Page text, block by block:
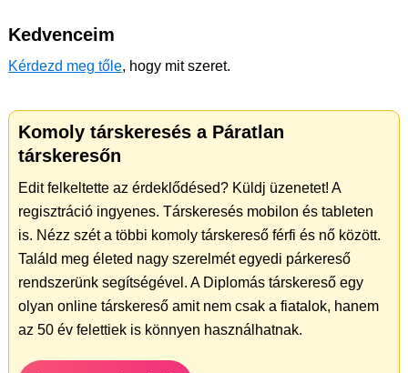
Kedvenceim
Kérdezd meg tőle, hogy mit szeret.
Komoly társkeresés a Páratlan
társkeresőn
Edit felkeltette az érdeklődésed? Küldj üzenetet! A
regisztráció ingyenes. Társkeresés mobilon és tableten
is. Nézz szét a többi komoly társkereső férfi és nő között.
Találd meg életed nagy szerelmét egyedi párkereső
rendszerünk segítségével. A Diplomás társkereső egy
olyan online társkereső amit nem csak a fiatalok, hanem
az 50 év felettiek is könnyen használhatnak.